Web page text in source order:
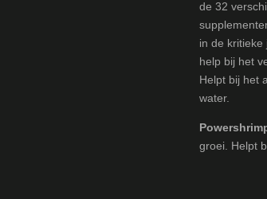
de 32
in de kritieke
help bij het
Helpt bij het
water.
groei. Helpt